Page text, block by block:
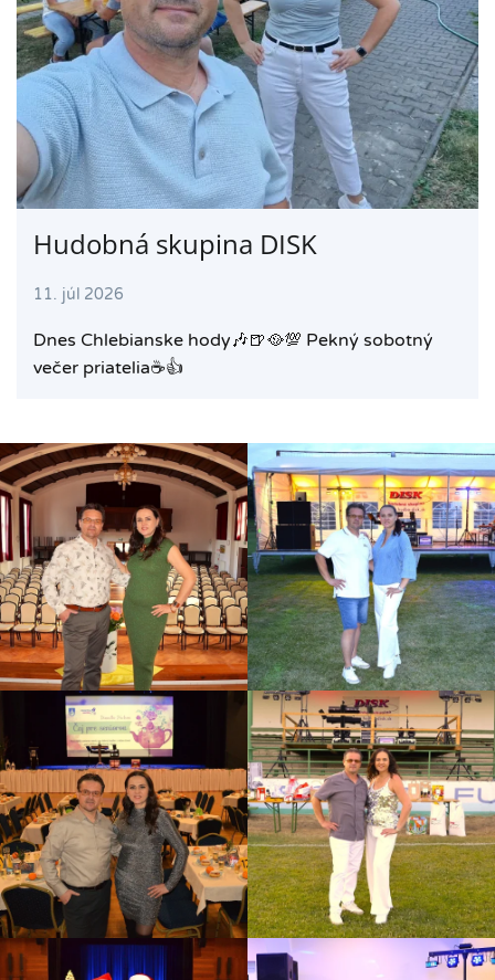
Hudobná skupina DISK
11. júl 2026
Dnes Chlebianske hody🎶🍺🥘💯 Pekný sobotný
večer priatelia☕️👍